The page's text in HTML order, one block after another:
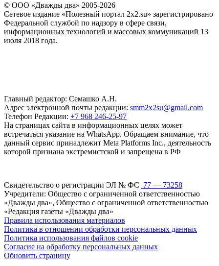
© ООО «Дважды два» 2005-2026
Сетевое издание «Полезный портал 2x2.su» зарегистрировано
Федеральной службой по надзору в сфере связи,
информационных технологий и массовых коммуникаций 13
июля 2018 года.
Главный редактор: Семашко А.Н.
Адрес электронной почты редакции: smm2x2su@gmail.com
Телефон Редакции: +7 968 246-25-97
На страницах сайта в информационных целях может
встречаться указание на WhatsApp. Обращаем внимание, что
данный сервис принадлежит Meta Platforms Inc., деятельность
которой признана экстремистской и запрещена в РФ
Свидетельство о регистрации ЭЛ № ФС 77 — 73258
Учредители: Общество с ограниченной ответственностью
«Дважды два», Общество с ограниченной ответственностью
«Редакция газеты «Дважды два»
Правила использования материалов
Политика в отношении обработки персональных данных
Политика использования файлов cookie
Согласие на обработку персональных данных
Обновить страницу